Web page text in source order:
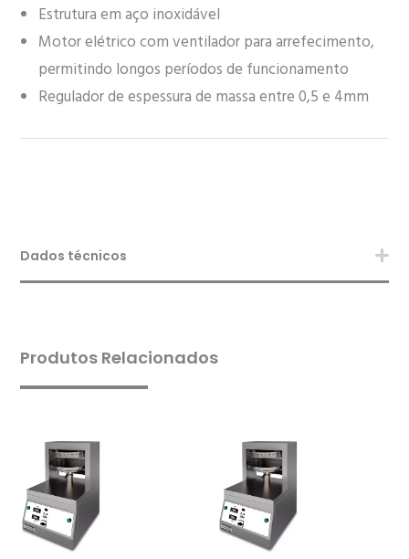
Estrutura em aço inoxidável
Motor elétrico com ventilador para arrefecimento,
permitindo longos períodos de funcionamento
Regulador de espessura de massa entre 0,5 e 4mm
Dados técnicos
Produtos Relacionados